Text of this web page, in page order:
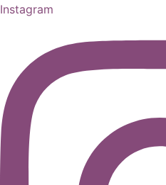
Instagram